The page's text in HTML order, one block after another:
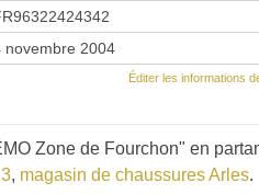
novembre 2004
Éditer les informations
Zone de Fourchon" en
, magasin de chaussures Arles.